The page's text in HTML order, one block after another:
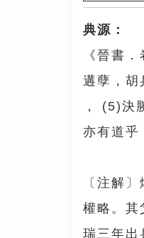
典源：
《晉書
遘孽，
， (5)決
亦有道乎
〔注解
權略。其
瑞三年出